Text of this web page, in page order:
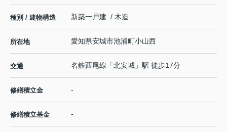
種別 / 建物構造 新築一戸建 / 木造
所在地 愛知県安城市池浦町小山西
交通 名鉄西尾線 「北安城 」駅 徒歩17分
修繕積立金 -
修繕積立基金 -